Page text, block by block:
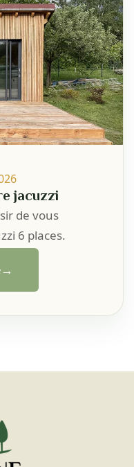
jacuzzi
de vous
6 places.
→